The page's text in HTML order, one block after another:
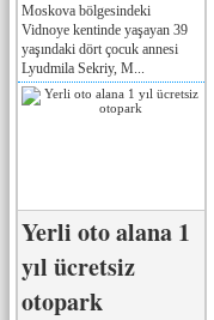
Moskova bölgesindeki
Vidnoye kentinde yaşayan 39
yaşındaki dört çocuk annesi
Lyudmila Sekriy, M...
Yerli oto alana 1
yıl ücretsiz
otopark